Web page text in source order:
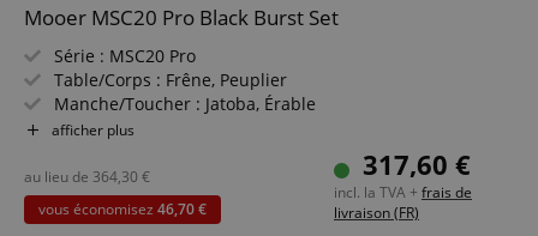
Mooer MSC20 Pro Black Burst Set
Série : MSC20 Pro
Table/Corps : Frêne, Peuplier
Manche/Toucher : Jatoba, Érable
Micros : MSC-1N Single Coil (manche), MSC-1M Single
Coil (milieu), MHB-1B Humbucker (chevalet)
Couleur & Finition : Black Burst finition brillante
Inclus housse de transport Mooer
Pack comprenant ampli guitare, méthode, support
afficher plus
317,60 €
incl. la TVA + frais de
livraison (FR)
au lieu de 364,30 €
vous économisez 46,70 €